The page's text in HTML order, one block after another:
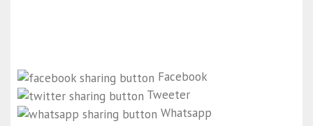
Facebook
Tweeter
Whatsapp